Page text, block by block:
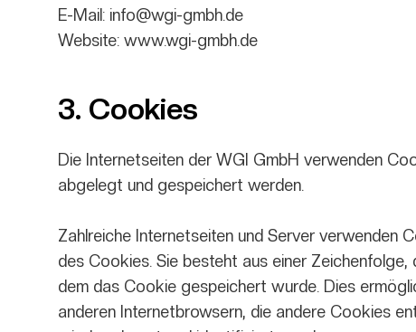
E-Mail: info@wgi-gmbh.de
Website: www.wgi-gmbh.de
3. Cookies
Die Internetseiten der WGI GmbH verwenden
abgelegt und gespeichert werden.
Zahlreiche Internetseiten und Server verwenden
des Cookies. Sie besteht aus einer
dem das Cookie gespeichert wurde. Dies
anderen Internetbrowsern, die andere Cookies